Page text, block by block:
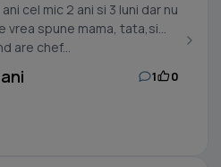
cel mic 2 ani si 3 luni dar nu
vrea spune mama, tata,si
are chef...
1 0